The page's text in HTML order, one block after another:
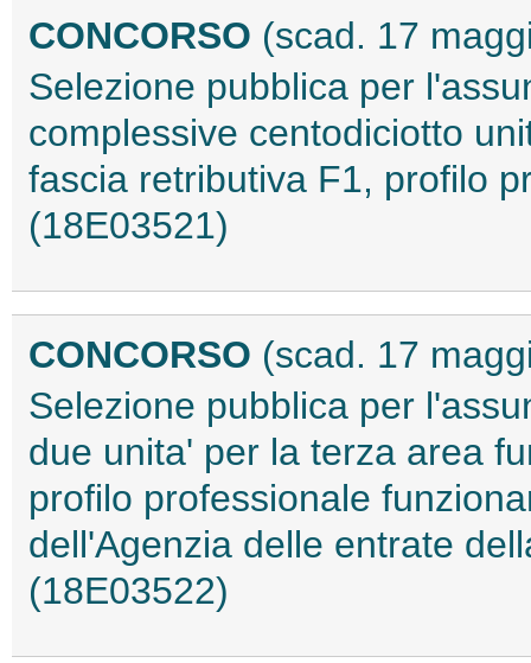
CONCORSO (scad. 17
Selezione pubblica per
complessive centodiciotto
fascia retributiva F1, profilo
(18E03521)
CONCORSO (scad. 17
Selezione pubblica per
due unita' per la terza area
profilo professionale
dell'Agenzia delle entrate
(18E03522)